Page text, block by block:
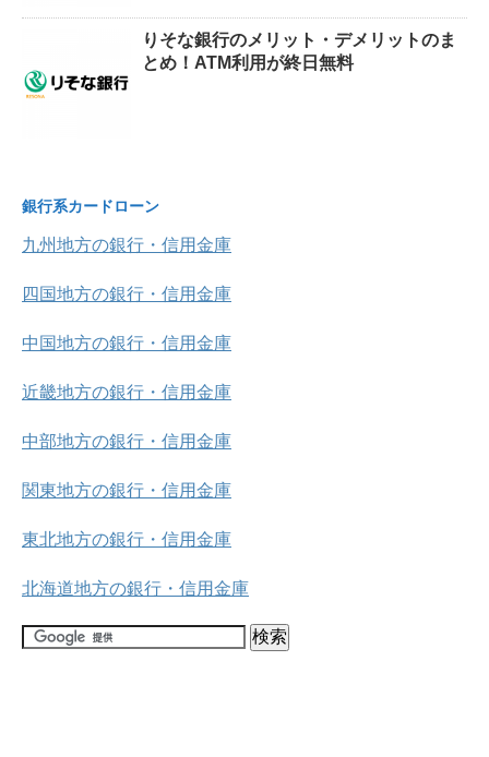
りそな銀行のメリット・デメリットのま
とめ！ATM利用が終日無料
銀行系カードローン
九州地方の銀行・信用金庫
四国地方の銀行・信用金庫
中国地方の銀行・信用金庫
近畿地方の銀行・信用金庫
中部地方の銀行・信用金庫
関東地方の銀行・信用金庫
東北地方の銀行・信用金庫
北海道地方の銀行・信用金庫